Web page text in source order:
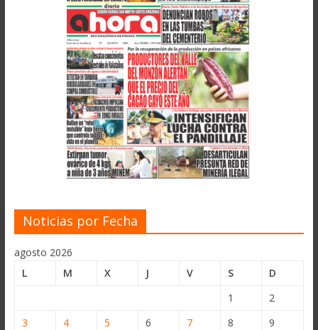
Noticias por Fecha
agosto 2026
L
M X J V S
D
1
2
3
4 5 6 7 8
9